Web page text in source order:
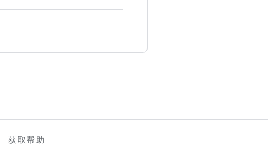
获取帮助